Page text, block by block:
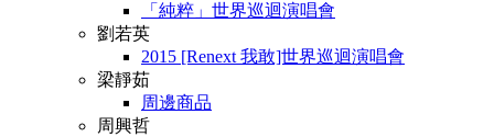
「純粹」世界巡迴演唱會
劉若英
2015 [Renext 我敢]世界巡迴演唱會
梁靜茹
周邊商品
周興哲